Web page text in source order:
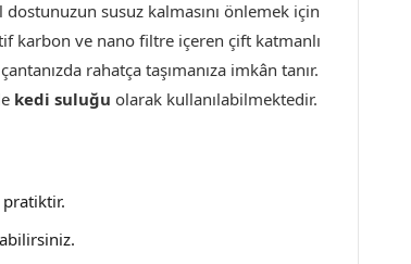
susuz kalmasını önlemek için
karbon ve nano filtre içeren çift katmanlı
rahatça taşımanıza imkân tanır.
kedi suluğu olarak kullanılabilmektedir.
pratiktir.